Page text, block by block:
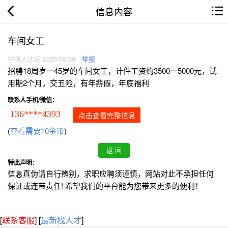
信息内容
车间女工
宁陕人才网 2026.08.08 举报
招聘18周岁一45岁的车间女工，计件工资约3500一5000元，试
用期2个月，交五险，有年薪假，年底福利
联系人手机/微信：
136****4393 点击查看完整信息
(查看需要10金币)
特此声明：
信息真伪请自行辨别，求职应聘须谨慎，网站对此不承担任何
保证或连带责任! 希望我们的平台能为您带来更多的便利！
[联系客服] [最新找人才]